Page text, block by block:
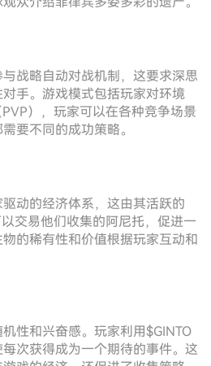
战略自动对战机制，这要求深思
手。游戏模式包括玩家对环境
PVP），玩家可以在各种竞争场景
要不同的成功策略。
动的经济体系，这由其活跃的
交易他们收集的阿尼托，促进一
的稀有性和价值根据玩家互动和
性和兴奋感。玩家利用$GINTO
次获得成为一个期待的事件。这